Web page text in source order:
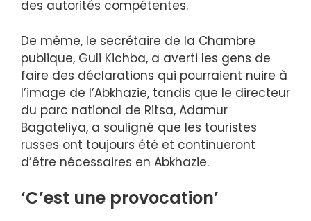
des autorités compétentes.
De même, le secrétaire de la Chambre
publique, Guli Kichba, a averti les gens de
faire des déclarations qui pourraient nuire à
l’image de l’Abkhazie, tandis que le directeur
du parc national de Ritsa, Adamur
Bagateliya, a souligné que les touristes
russes ont toujours été et continueront
d’être nécessaires en Abkhazie.
‘C’est une provocation’